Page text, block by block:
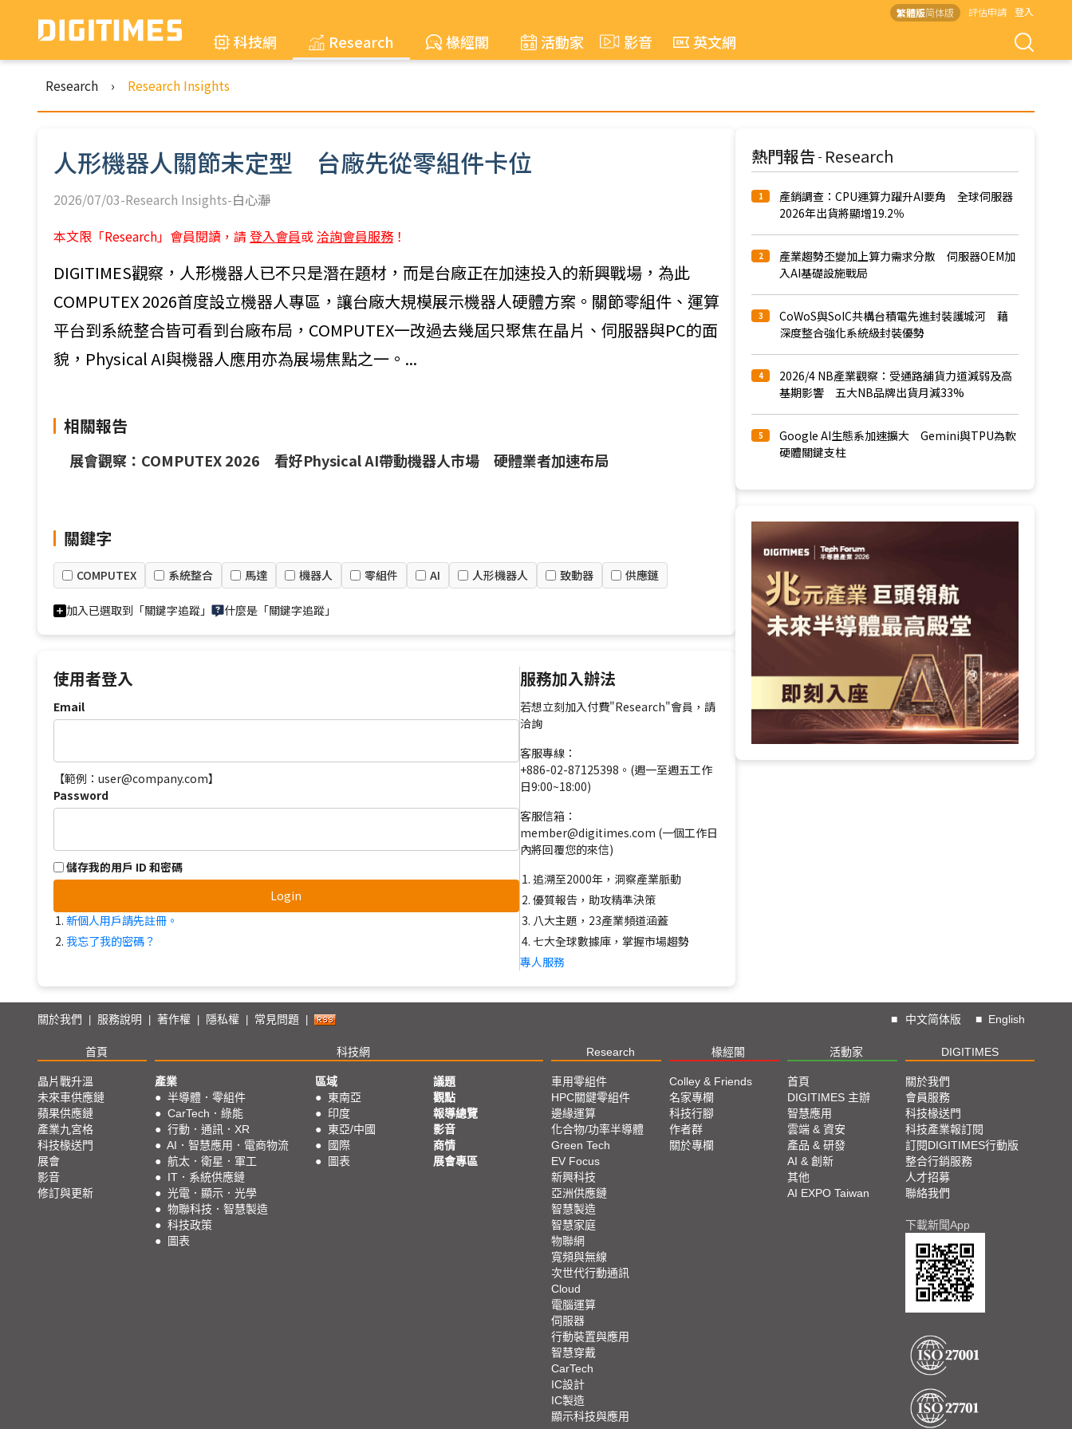
繁體版简体版 評估申請 登入
科技網 Research 椽經閣 活動家 影音 英文網
Research › Research Insights
人形機器人關節未定型 台廠先從零組件卡位
2026/07/03-Research Insights-白心瀞
本文限「Research」會員閱讀，請 登入會員或 洽詢會員服務 ！
DIGITIMES觀察，人形機器人已不只是潛在題材，而是台廠正在加速投入的新興戰場，為此
COMPUTEX 2026首度設立機器人專區，讓台廠大規模展示機器人硬體方案。關節零組件、運算
平台到系統整合皆可看到台廠布局，COMPUTEX一改過去幾屆只聚焦在晶片、伺服器與PC的面
貌，Physical AI與機器人應用亦為展場焦點之一。...
相關報告
展會觀察：COMPUTEX 2026 看好Physical AI帶動機器人市場 硬體業者加速布局
關鍵字
COMPUTEX 系統整合 馬達 機器人 零組件 AI 人形機器人 致動器 供應鏈
加入已選取到「關鍵字追蹤」 什麼是「關鍵字追蹤」
使用者登入
Email
【範例：user@company.com】
Password
儲存我的用戶 ID 和密碼
Login
新個人用戶請先註冊。
我忘了我的密碼？
服務加入辦法
若想立刻加入付費"Research"會員，請
洽詢
客服專線：
+886-02-87125398。(週一至週五工作
日9:00~18:00)
客服信箱：
member@digitimes.com (一個工作日
內將回覆您的來信)
追溯至2000年，洞察產業脈動
優質報告，助攻精準決策
八大主題，23產業頻道涵蓋
七大全球數據庫，掌握市場趨勢
專人服務
熱門報告 - Research
1
產銷調查：CPU運算力躍升AI要角 全球伺服器
2026年出貨將顯增19.2％
2
產業趨勢丕變加上算力需求分散 伺服器OEM加
入AI基礎設施戰局
3
CoWoS與SoIC共構台積電先進封裝護城河 藉
深度整合強化系統級封裝優勢
4
2026/4 NB產業觀察：受通路舖貨力道減弱及高
基期影響 五大NB品牌出貨月減33%
5
Google AI生態系加速擴大 Gemini與TPU為軟
硬體關鍵支柱
關於我們 服務說明 著作權 隱私權 常見問題 ■ 中文简体版 ■ English
首頁 科技網 Research 椽經閣 活動家 DIGITIMES
晶片戰升溫
未來車供應鏈
蘋果供應鏈
產業九宮格
科技椽送門
展會
影音
修訂與更新
產業
● 半導體．零組件
● CarTech．綠能
● 行動．通訊．XR
● AI．智慧應用．電商物流
● 航太．衛星．軍工
● IT．系統供應鏈
● 光電．顯示．光學
● 物聯科技．智慧製造
● 科技政策
●
圖表
區域
● 東南亞
● 印度
● 東亞/中國
●
國際
●
圖表
議題
觀點
報導總覽
影音
商情
展會專區
車用零組件
HPC關鍵零組件
邊緣運算
化合物/功率半導體
Green Tech
EV Focus
新興科技
亞洲供應鏈
智慧製造
智慧家庭
物聯網
寬頻與無線
次世代行動通訊
Cloud
電腦運算
伺服器
行動裝置與應用
智慧穿戴
CarTech
IC設計
IC製造
顯示科技與應用
Colley & Friends
名家專欄
科技行腳
作者群
關於專欄
首頁
DIGITIMES 主辦
智慧應用
雲端 & 資安
產品 & 研發
AI & 創新
其他
AI EXPO Taiwan
關於我們
會員服務
科技椽送門
科技產業報訂閱
訂閱DIGITIMES行動版
整合行銷服務
人才招募
聯絡我們
下載新聞App